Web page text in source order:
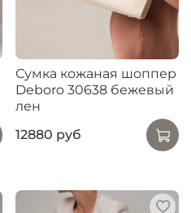
Сумка кожаная шоппер
Deboro 30638 бежевый
лен
12880 руб